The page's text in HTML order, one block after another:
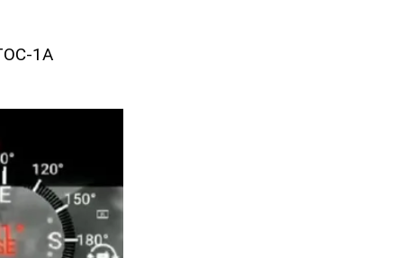
1А